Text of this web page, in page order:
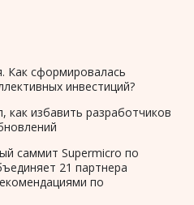
Как сформировалась
инвестиций?
как избавить разработчиков
саммит Supermicro по
21 партнера
по